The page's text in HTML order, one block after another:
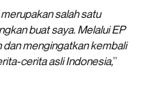
salah satu
buat saya. Melalui EP
dan mengingatkan kembali
cerita asli Indonesia,”